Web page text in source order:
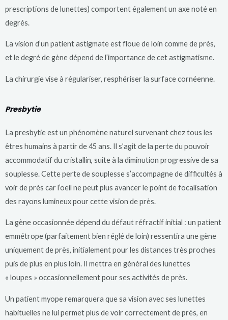
prescriptions de lunettes) comportent également un axe noté en
degrés.
La vision d’un patient astigmate est floue de loin comme de près,
et le degré de gène dépend de l’importance de cet astigmatisme.
La chirurgie vise à régulariser, resphériser la surface cornéenne.
Presbytie
La presbytie est un phénomène naturel survenant chez tous les
êtres humains à partir de 45 ans. Il s’agit de la perte du pouvoir
accommodatif du cristallin, suite à la diminution progressive de sa
souplesse. Cette perte de souplesse s’accompagne de difficultés à
voir de près car l’oeil ne peut plus avancer le point de focalisation
des rayons lumineux pour cette vision de près.
La gène occasionnée dépend du défaut réfractif initial : un patient
emmétrope (parfaitement bien réglé de loin) ressentira une gène
uniquement de près, initialement pour les distances très proches
puis de plus en plus loin. Il mettra en général des lunettes
« loupes » occasionnellement pour ses activités de près.
Un patient myope remarquera que sa vision avec ses lunettes
habituelles ne lui permet plus de voir correctement de près, en